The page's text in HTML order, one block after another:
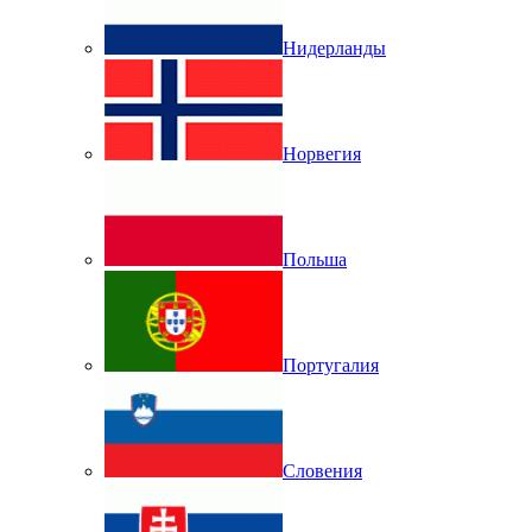
Нидерланды
Норвегия
Польша
Португалия
Словения